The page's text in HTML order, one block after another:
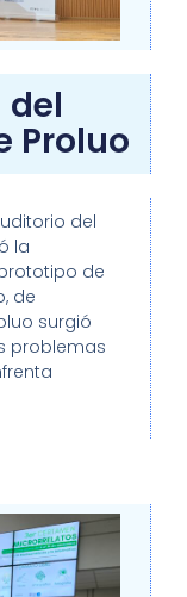
del
Proluo
del
la
de
de
surgió
problemas